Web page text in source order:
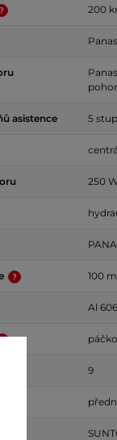
200
asistence 5
250
100
Al
9